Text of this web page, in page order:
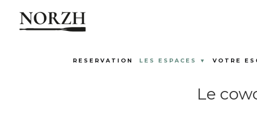
RESERVATION LES ESPACES ▼ VOTRE
Le